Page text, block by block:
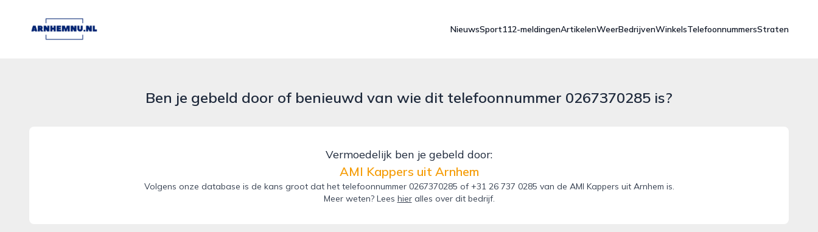
arnhemnu.nl
NieuwsSport112-meldingenArtikelenWeerBedrijvenWinkelsTelefoonnummersStraten
Ben je gebeld door of benieuwd van wie dit telefoonnummer 0267370285 is?
Vermoedelijk ben je gebeld door:
AMI Kappers uit Arnhem
Volgens onze database is de kans groot dat het telefoonnummer 0267370285 of +31 26 737 0285 van de AMI Kappers uit Arnhem is.
Meer weten? Lees hieralles over dit bedrijf.